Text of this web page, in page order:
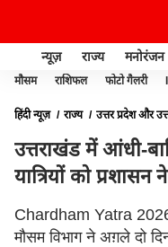
न्यूज़ राज्य मनोरंजन
मौसम राशिफल फोटो गैलरी
हिंदी न्यूज़ राज्य उत्तर प्रदेश और
उत्तराखंड में आंधी-
यात्रियों को
Chardham Yatra
मौसम विभाग ने अग़ले दो